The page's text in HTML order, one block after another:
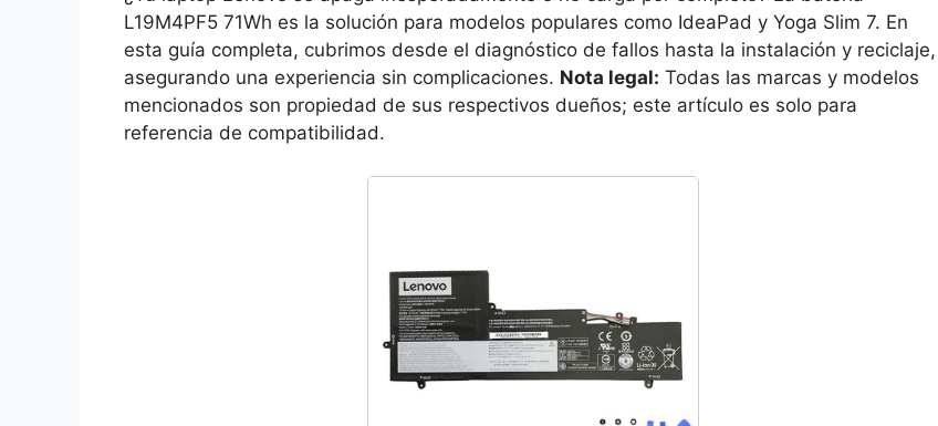
L19M4PF5 71Wh es la solución para modelos populares como IdeaPad y Yoga Slim 7. En
esta guía completa, cubrimos desde el diagnóstico de fallos hasta la instalación y reciclaje,
asegurando una experiencia sin complicaciones. Nota legal: Todas las marcas y modelos
mencionados son propiedad de sus respectivos dueños; este artículo es solo para
referencia de compatibilidad.